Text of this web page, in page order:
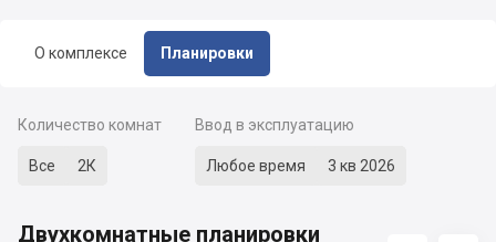
О комплексе Планировки
Количество комнат
Все 2К
Ввод в эксплуатацию
Любое время 3 кв 2026
Двухкомнатные планировки